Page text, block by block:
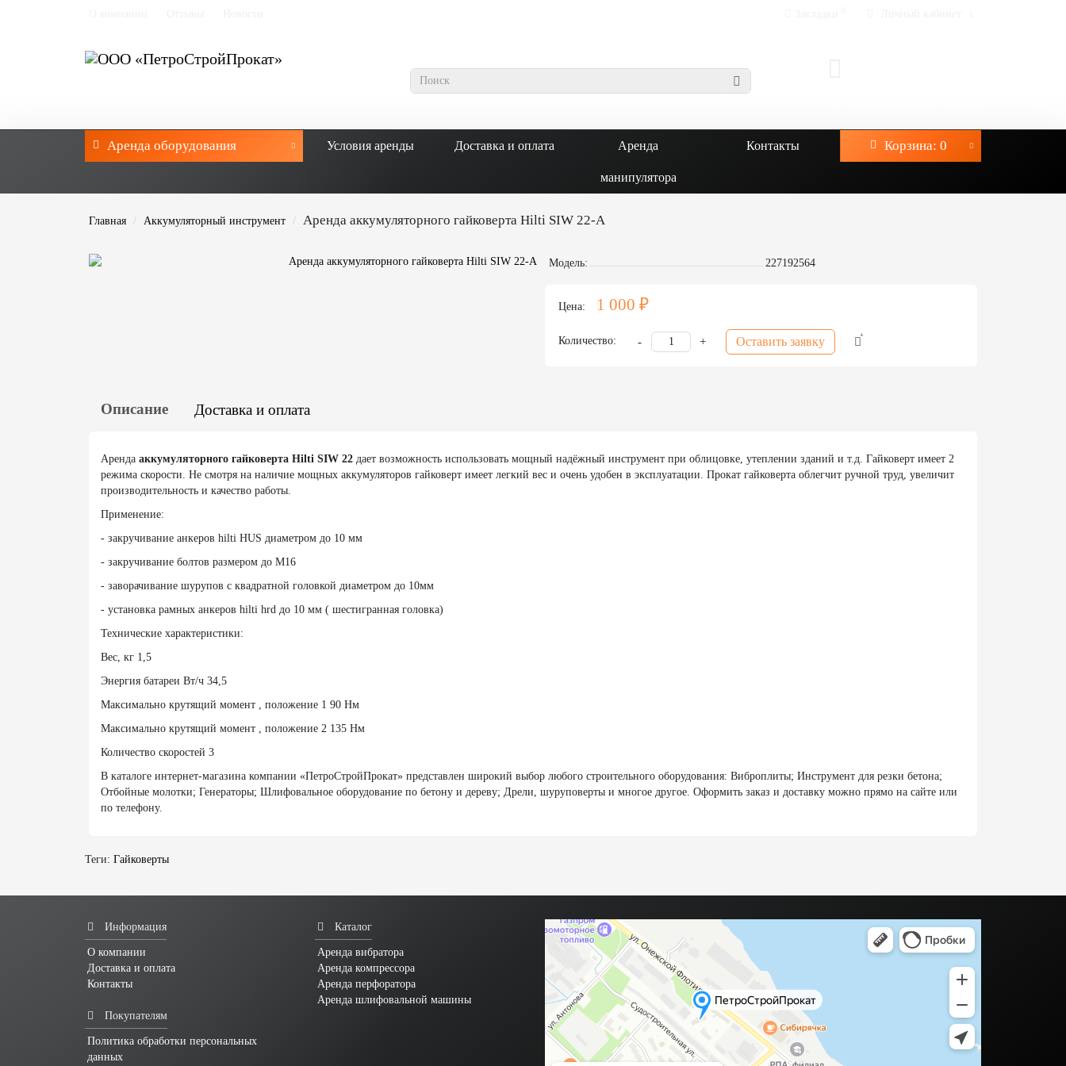
Аренда оборудования Условия аренды Доставка и оплата Аренда
манипулятора
Контакты Корзина: 0
Главная Аккумуляторный инструмент Аренда аккумуляторного гайковерта Hilti SIW 22-A
Модель: 227192564
Цена: 1 000 ₽
Количество: +
- Оставить заявку
Описание Доставка и оплата
Аренда аккумуляторного гайковерта Hilti SIW 22 дает возможность использовать мощный надёжный инструмент при облицовке, утеплении зданий и т.д. Гайковерт имеет 2
режима скорости. Не смотря на наличие мощных аккумуляторов гайковерт имеет легкий вес и очень удобен в эксплуатации. Прокат гайковерта облегчит ручной труд, увеличит
производительность и качество работы.
Применение:
- закручивание анкеров hilti HUS диаметром до 10 мм
- закручивание болтов размером до М16
- заворачивание шурупов с квадратной головкой диаметром до 10мм
- установка рамных анкеров hilti hrd до 10 мм ( шестигранная головка)
Технические характеристики:
Вес, кг 1,5
Энергия батареи Вт/ч 34,5
Максимально крутящий момент , положение 1 90 Нм
Максимально крутящий момент , положение 2 135 Нм
Количество скоростей 3
В каталоге интернет-магазина компании «ПетроСтройПрокат» представлен широкий выбор любого строительного оборудования: Виброплиты; Инструмент для резки бетона;
Отбойные молотки; Генераторы; Шлифовальное оборудование по бетону и дереву; Дрели, шуруповерты и многое другое. Оформить заказ и доставку можно прямо на сайте или
по телефону.
Теги: Гайковерты
Информация
О компании
Доставка и оплата
Контакты
Покупателям
Политика обработки персональных
данных
Каталог
Аренда вибратора
Аренда компрессора
Аренда перфоратора
Аренда шлифовальной машины